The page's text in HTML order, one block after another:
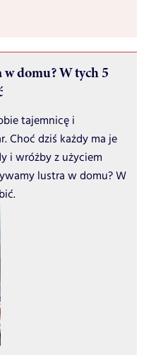
domu? W tych 5
tajemnicę i
Choć dziś każdy ma je
i wróżby z użyciem
lustra w domu? W